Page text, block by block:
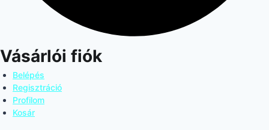
Vásárlói fiók
Belépés
Regisztráció
Profilom
Kosár